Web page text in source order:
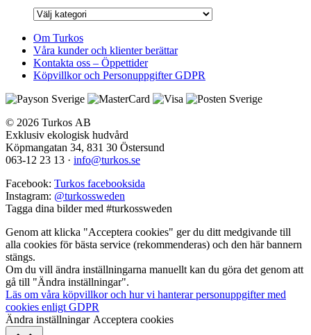
Kunskapsbanken
Om Turkos
Våra kunder och klienter berättar
Kontakta oss – Öppettider
Köpvillkor och Personuppgifter GDPR
© 2026 Turkos AB
Exklusiv ekologisk hudvård
Köpmangatan 34, 831 30 Östersund
063-12 23 13 · info@turkos.se
Facebook: Turkos facebooksida
Instagram: @turkossweden
Tagga dina bilder med #turkossweden
Genom att klicka "Acceptera cookies" ger du ditt medgivande till
alla cookies för bästa service (rekommenderas) och den här bannern
stängs.
Om du vill ändra inställningarna manuellt kan du göra det genom att
gå till "Ändra inställningar".
Läs om våra köpvillkor och hur vi hanterar personuppgifter med
cookies enligt GDPR
Ändra inställningar Acceptera cookies